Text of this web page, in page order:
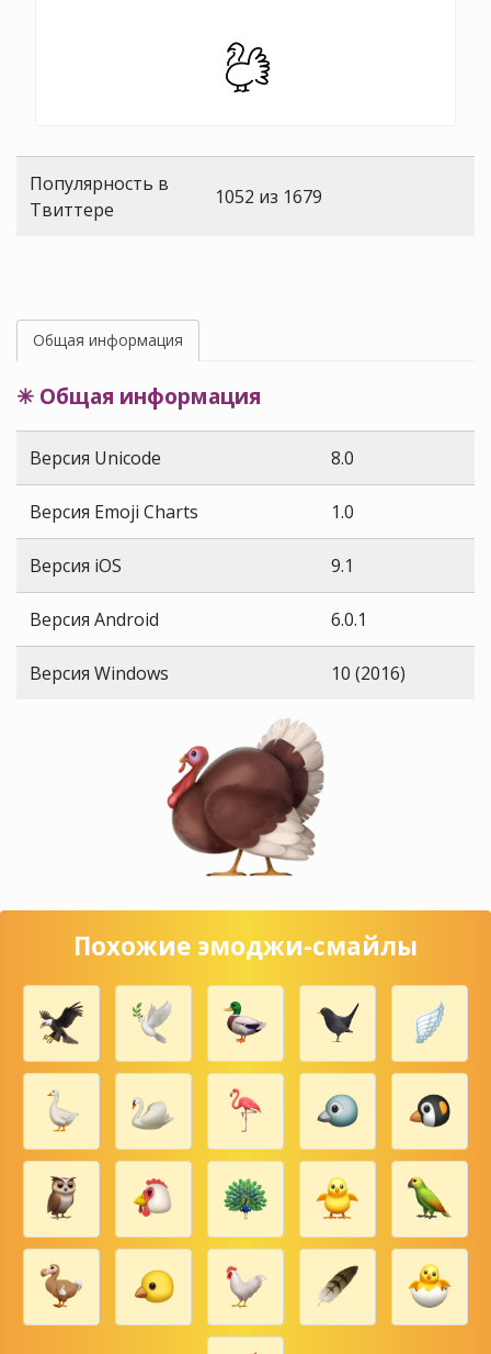
Популярность в
Твиттере
1052 из 1679
Общая информация
✳ Общая информация
Версия Unicode 8.0
Версия Emoji Charts 1.0
Версия iOS 9.1
Версия Android 6.0.1
Версия Windows 10 (2016)
Похожие эмоджи-смайлы